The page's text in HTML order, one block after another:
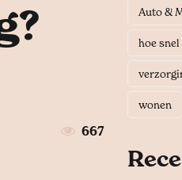
667
Auto &
hoe snel
wonen